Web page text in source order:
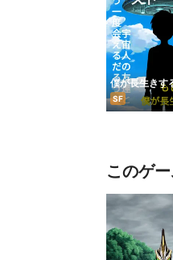
僕が長生きす
SF
このゲ